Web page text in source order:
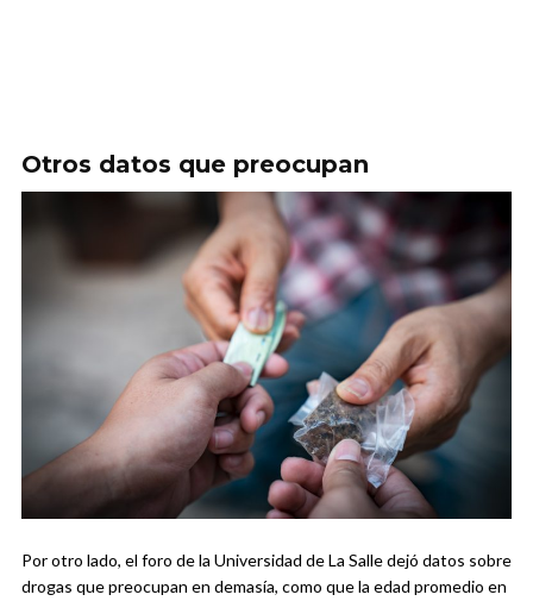
Otros datos que preocupan
Por otro lado, el foro de la Universidad de La Salle dejó datos sobre
drogas que preocupan en demasía, como que la edad promedio en